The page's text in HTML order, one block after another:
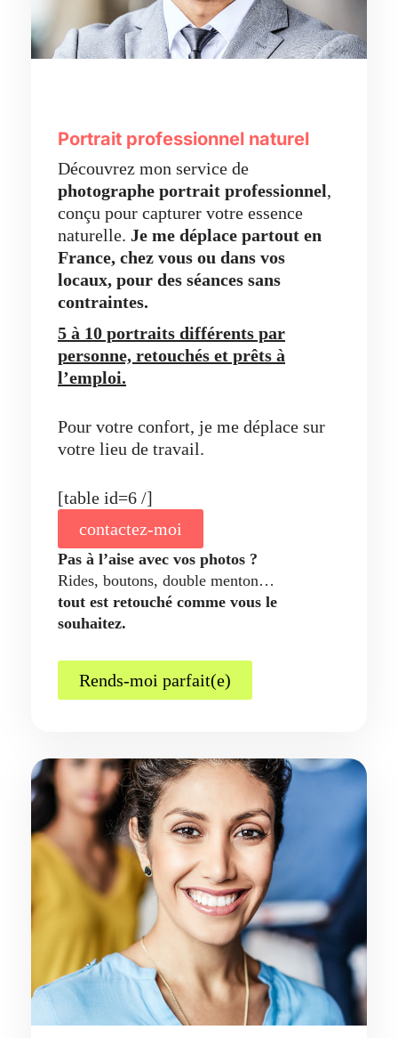
Portrait professionnel naturel
Découvrez mon service de
photographe portrait professionnel,
conçu pour capturer votre essence
naturelle. Je me déplace partout en
France, chez vous ou dans vos
locaux, pour des séances sans
contraintes.
5 à 10 portraits différents par
personne, retouchés et prêts à
l’emploi.
Pour votre confort, je me déplace sur
votre lieu de travail.
[table id=6 /]
contactez-moi
Pas à l’aise avec vos photos ?
Rides, boutons, double menton…
tout est retouché comme vous le
souhaitez.
Rends-moi parfait(e)